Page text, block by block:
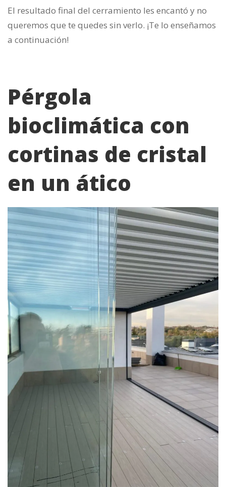
El resultado final del cerramiento les encantó y no
queremos que te quedes sin verlo. ¡Te lo enseñamos
a continuación!
Pérgola
bioclimática con
cortinas de cristal
en un ático